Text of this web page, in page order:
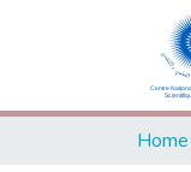
Home